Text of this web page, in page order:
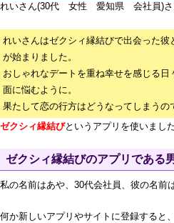
れいさん(30代 女性 愛知県 会社員)さ
れいさんはゼクシィ縁結びで出会った
が始まりました。
おしゃれなデートを重ね幸せを感じる
面に悩むように。
果たして恋の行方はどうなってしまうの
ゼクシィ縁結びというアプリを使いました
ゼクシィ縁結びのアプリである
私の名前はあや、30代会社員、彼の名前
何か新しいアプリやサイトに登録すると